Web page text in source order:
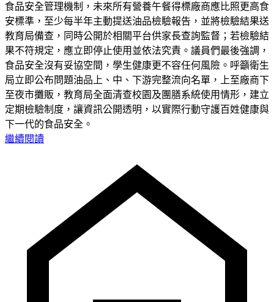
食品安全管理機制，未來所有營養午餐得標廠商應比照更高食
安標準，至少每半年主動提送油品檢驗報告，並將檢驗結果送
教育局備查，同時公開於相關平台供家長查詢監督；若檢驗結
果不符規定，應立即停止使用並依法究責。議員們最後強調，
食品安全沒有妥協空間，學生健康更不容任何風險。呼籲衛生
局立即公布問題油品上、中、下游完整流向名單，上至廠商下
至夜市攤販，教育局全面清查校園及團膳系統使用情形，建立
定期檢驗制度，讓資訊公開透明，以實際行動守護百姓健康與
下一代的食品安全。
繼續閱讀